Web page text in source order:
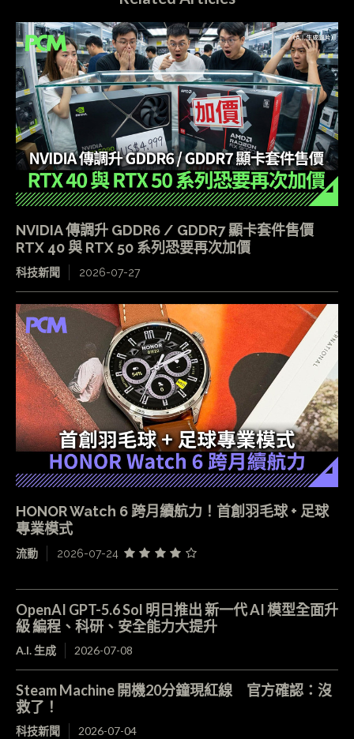
NVIDIA 傳調升 GDDR6 / GDDR7 顯卡套件售價
RTX 40 與 RTX 50 系列恐要再次加價
科技新聞 2026-07-27
HONOR Watch 6 跨月續航力！首創羽毛球 + 足球
專業模式
流動 2026-07-24
OpenAI GPT-5.6 Sol 明日推出 新一代 AI 模型全面升
級 編程、科研、安全能力大提升
A.I. 生成 2026-07-08
Steam Machine 開機20分鐘現紅線 官方確認：沒
救了！
科技新聞 2026-07-04